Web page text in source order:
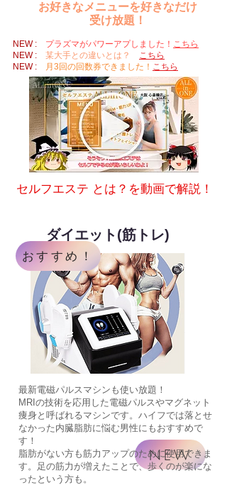
お好きなメニューを好きなだけ
受け放題！
NEW : プラズマがパワーアプしました！ こちら
NEW : 某大手との違いとは？ こちら
NEW :
月3回の回数券できました！ こちら
セルフエステ とは？を動画で解説！
NEW
ダイエット(筋トレ)
おすすめ！
最新電磁パルスマシンも使い放題！
MRIの技術を応用した電磁パルスやマグネット
痩身と呼ばれるマシンです。ハイフでは落とせ
なかった内臓脂肪に悩む男性にもおすすめで
す！
脂肪がない方も筋力アップのために使用できま
す。 ​足の筋力が増えたことで、歩くのが楽にな
ったという方も。